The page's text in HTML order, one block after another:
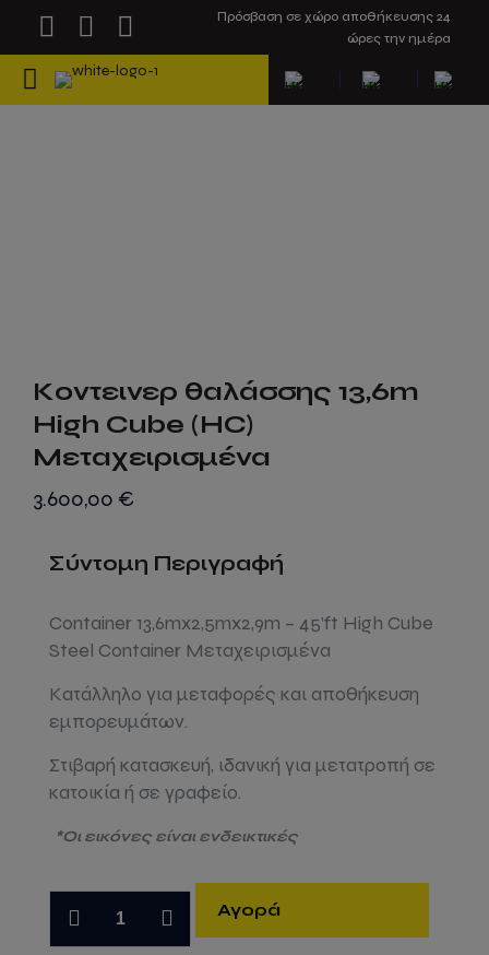
Πρόσβαση σε χώρο αποθήκευσης 24
ώρες την ημέρα
Κοντεινερ θαλάσσης 13,6m
High Cube (HC)
Μεταχειρισμένα
3.600,00 €
Σύντομη Περιγραφή
Container 13,6mx2,5mx2,9m – 45’ft High Cube
Steel Container Μεταχειρισμένα
Κατάλληλο για μεταφορές και αποθήκευση
εμπορευμάτων.
Στιβαρή κατασκευή, ιδανική για μετατροπή σε
κατοικία ή σε γραφείο.
*Οι εικόνες είναι ενδεικτικές
θαλάσσης
Αγορά